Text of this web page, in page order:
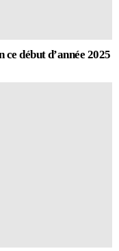
ce début d’année 2025